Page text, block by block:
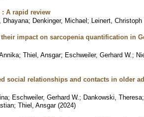
A rapid review
Dhayana; Denkinger, Michael; Leinert, Christoph
impact on sarcopenia quantification in
; Thiel, Ansgar; Eschweiler, Gerhard W. ;
social relationships and contacts in older
; Eschweiler, Gerhard W. ; Dankowski, Theresa;
; Thiel, Ansgar (2024)